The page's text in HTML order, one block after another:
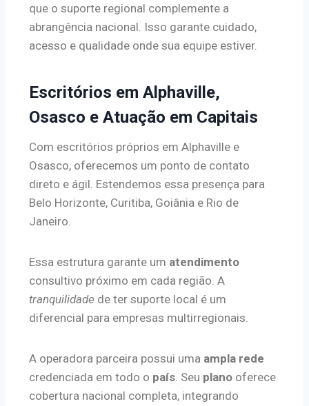
que o suporte regional complemente a
abrangência nacional. Isso garante cuidado,
acesso e qualidade onde sua equipe estiver.
Escritórios em Alphaville,
Osasco e Atuação em Capitais
Com escritórios próprios em Alphaville e
Osasco, oferecemos um ponto de contato
direto e ágil. Estendemos essa presença para
Belo Horizonte, Curitiba, Goiânia e Rio de
Janeiro.
Essa estrutura garante um atendimento
consultivo próximo em cada região. A
tranquilidade de ter suporte local é um
diferencial para empresas multirregionais.
A operadora parceira possui uma ampla rede
credenciada em todo o país . Seu plano oferece
cobertura nacional completa, integrando